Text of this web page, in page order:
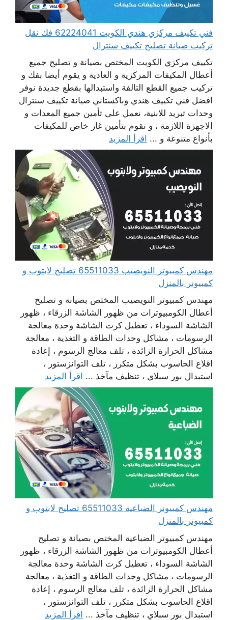
فني تكييف مركزي هندي الكويت 62224041 فك نقل
تركيب صيانة تصليح تكييف سنترال
تكييف مركزي الكويت المختص بصيانة و تصليح جميع
أعطال المكيفات المركزية و العادية و يقوم أيضا بفك و
تركيب جميع القطع التالفة واستبدالها بقطع جديدة نوفر
افضل فني تكييف هندي وباكستاني صيانة تكييف سنترال
وحدات تبريد للابنية، نعمل على تأمين جميع المعدات و
الاجهزة اللازمة ، و نقوم بتأمين غاز خاص للمكيفات
بأنواع متنوعة و ... اقرأ المزيد
مهندس كمبيوتر النويصيب 65511033 تصليح لابتوب و
كمبيوتر بالمنزل
مهندس كمبيوتر النويصيب المختص بصيانة و تصليح
أعطال الكومبيوترات من ظهور الشاشة الزرقاء ، ظهور
الشاشة السوداء ، تعطيل كرت الشاشة وحدة معالجة
الرسومات ، مشاكل وحدات الطاقة و التغذية ، معالجة
مشاكل الحرارة الزائدة ، تلف معالج الرسوم ، إعادة
اقلاع الحاسوب بشكل متكرر ، تلف التوانزستور ،
استبدال بور سبلاي ، تنظيف مآخذ ... اقرأ المزيد
مهندس كمبيوتر الضباعية 65511033 تصليح لابتوب و
كمبيوتر بالمنزل
مهندس كمبيوتر الضباعية المختص بصيانة و تصليح
أعطال الكومبيوترات من ظهور الشاشة الزرقاء ، ظهور
الشاشة السوداء ، تعطيل كرت الشاشة وحدة معالجة
الرسومات ، مشاكل وحدات الطاقة و التغذية ، معالجة
مشاكل الحرارة الزائدة ، تلف معالج الرسوم ، إعادة
اقلاع الحاسوب بشكل متكرر ، تلف التوانزستور ،
استبدال بور سبلاي ، تنظيف مآخذ ... اقرأ المزيد